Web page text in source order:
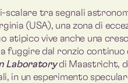
scalare tra segnali
(USA), una zona di
atipico vive anche una
dal ronzio continuo
Laboratorydi Maastricht,
in un esperimento